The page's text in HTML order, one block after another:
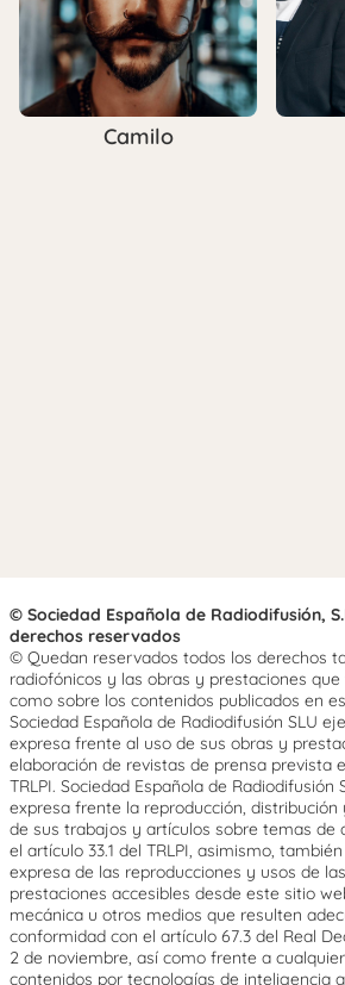
Camilo
© Sociedad Española de Radiodifusión,
derechos reservados
© Quedan reservados todos los derechos
radiofónicos y las obras y prestaciones
como sobre los contenidos publicados en
Sociedad Española de Radiodifusión SLU
expresa frente al uso de sus obras y
elaboración de revistas de prensa prevista
TRLPI. Sociedad Española de Radiodifusión
expresa frente la reproducción,
de sus trabajos y artículos sobre temas de
el artículo 33.1 del TRLPI, asimismo,
expresa de las reproducciones y usos de
prestaciones accesibles desde este sitio
mecánica u otros medios que resulten
conformidad con el artículo 67.3 del Real
2 de noviembre, así como frente a
contenidos por tecnologías de inteligencia